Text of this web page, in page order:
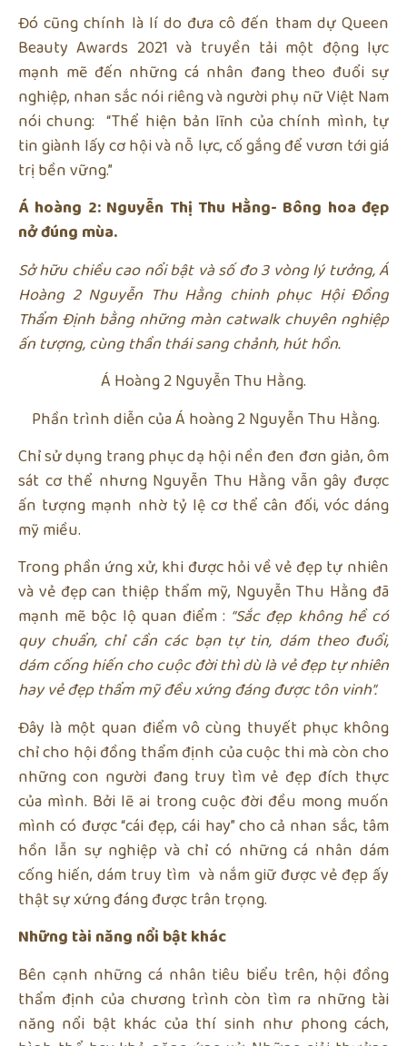
Đó cũng chính là lí do đưa cô đến tham dự Queen
Beauty Awards 2021 và truyền tải một động lực
mạnh mẽ đến những cá nhân đang theo đuổi sự
nghiệp, nhan sắc nói riêng và người phụ nữ Việt Nam
nói chung: “Thể hiện bản lĩnh của chính mình, tự
tin giành lấy cơ hội và nỗ lực, cố gắng để vươn tới giá
trị bền vững.”
Á hoàng 2: Nguyễn Thị Thu Hằng- Bông hoa đẹp
nở đúng mùa.
Sở hữu chiều cao nổi bật và số đo 3 vòng lý tưởng, Á
Hoàng 2 Nguyễn Thu Hằng chinh phục Hội Đồng
Thẩm Định bằng những màn catwalk chuyên nghiệp
ấn tượng, cùng thần thái sang chảnh, hút hồn.
Á Hoàng 2 Nguyễn Thu Hằng.
Phần trình diễn của Á hoàng 2 Nguyễn Thu Hằng.
Chỉ sử dụng trang phục dạ hội nền đen đơn giản, ôm
sát cơ thể nhưng Nguyễn Thu Hằng vẫn gây được
ấn tượng mạnh nhờ tỷ lệ cơ thể cân đối, vóc dáng
mỹ miều.
Trong phần ứng xử, khi được hỏi về vẻ đẹp tự nhiên
và vẻ đẹp can thiệp thẩm mỹ, Nguyễn Thu Hằng đã
mạnh mẽ bộc lộ quan điểm : “Sắc đẹp không hề có
quy chuẩn, chỉ cần các bạn tự tin, dám theo đuổi,
dám cống hiến cho cuộc đời thì dù là vẻ đẹp tự nhiên
hay vẻ đẹp thẩm mỹ đều xứng đáng được tôn vinh”.
Đây là một quan điểm vô cùng thuyết phục không
chỉ cho hội đồng thẩm định của cuộc thi mà còn cho
những con người đang truy tìm vẻ đẹp đích thực
của mình. Bởi lẽ ai trong cuộc đời đều mong muốn
mình có được “cái đẹp, cái hay” cho cả nhan sắc, tâm
hồn lẫn sự nghiệp và chỉ có những cá nhân dám
cống hiến, dám truy tìm và nắm giữ được vẻ đẹp ấy
thật sự xứng đáng được trân trọng.
Những tài năng nổi bật khác
Bên cạnh những cá nhân tiêu biểu trên, hội đồng
thẩm định của chương trình còn tìm ra những tài
năng nổi bật khác của thí sinh như phong cách,